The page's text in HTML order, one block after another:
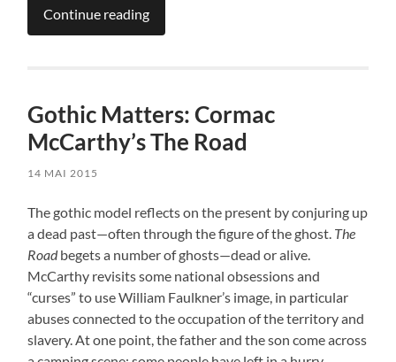
Continue reading
Gothic Matters: Cormac
McCarthy’s The Road
14 MAI 2015
The gothic model reflects on the present by conjuring up
a dead past—often through the figure of the ghost. The
Roadbegets a number of ghosts—dead or alive.
McCarthy revisits some national obsessions and
“curses” to use William Faulkner’s image, in particular
abuses connected to the occupation of the territory and
slavery. At one point, the father and the son come across